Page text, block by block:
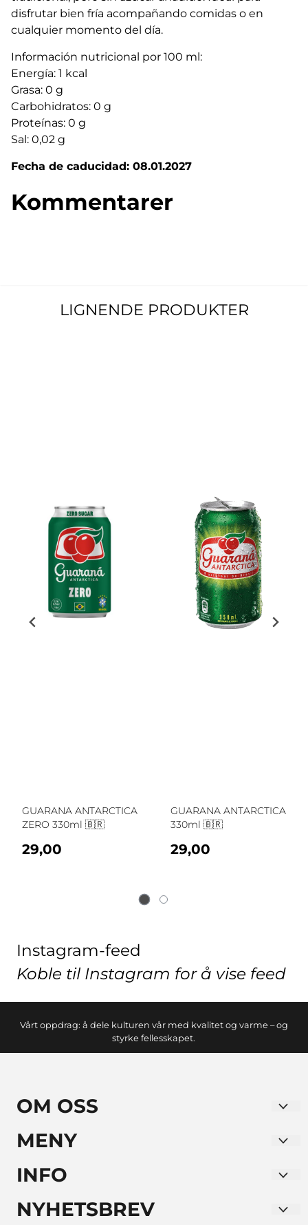
disfrutar bien fría acompañando comidas o en
cualquier momento del día.
Información nutricional por 100 ml:
Energía: 1 kcal
Grasa: 0 g
Carbohidratos: 0 g
Proteínas: 0 g
Sal: 0,02 g
Fecha de caducidad: 08.01.2027
Kommentarer
LIGNENDE PRODUKTER
GUARANA ANTARCTICA
ZERO 330ml 🇧🇷
29,00
GUARANA ANTARCTICA
330ml 🇧🇷
29,00
Instagram-feed
Koble til Instagram for å vise feed
Vårt oppdrag: å dele kulturen vår med kvalitet og varme – og
styrke fellesskapet.
OM OSS
LA BODEGUITA NORWAY AS
0668 Oslo
Org. nr. 930340200
MENY
Blogg
Salgsbetingelser
INFO
Blogg
NYHETSBREV